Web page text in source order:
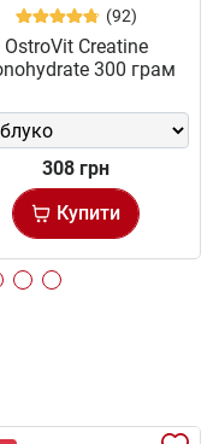
(92)
OstroVit Creatine
300 грам
308 грн
Купити